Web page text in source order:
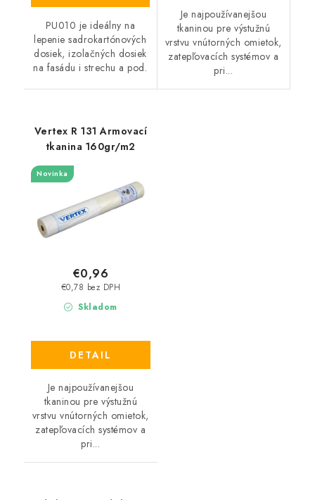
PU010 je ideálny na
lepenie sadrokartónových
dosiek, izolačných dosiek
na fasádu i strechu a pod.
Je najpoužívanejšou
tkaninou pre výstužnú
vrstvu vnútorných omietok,
zatepľovacích systémov a
pri...
Vertex R 131 Armovací
tkanina 160gr/m2
Novinka
Skladom
€0,78 bez DPH
€0,96
DETAIL
Je najpoužívanejšou
tkaninou pre výstužnú
vrstvu vnútorných omietok,
zatepľovacích systémov a
pri...